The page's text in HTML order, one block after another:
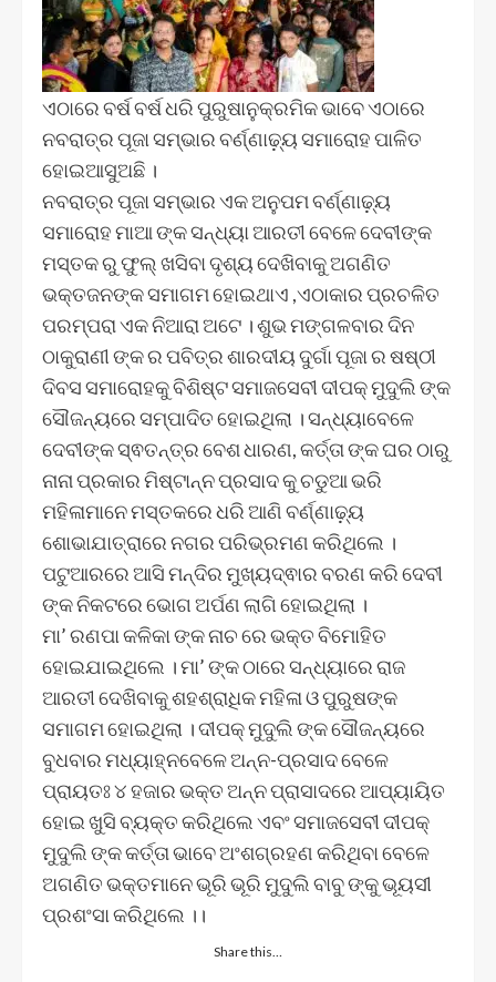
ଏଠାରେ ବର୍ଷ ବର୍ଷ ଧରି ପୁରୁଷାନୁକ୍ରମିକ ଭାବେ ଏଠାରେ
ନବରାତ୍ର ପୂଜା ସମ୍ଭାର ବର୍ଣ୍ଣାଢ଼୍ୟ ସମାରୋହ ପାଳିତ
ହୋଇଆସୁଅଛି ।
ନବରାତ୍ର ପୂଜା ସମ୍ଭାର ଏକ ଅନୁପମ ବର୍ଣ୍ଣାଢ଼୍ୟ
ସମାରୋହ ମାଆ ଙ୍କ ସନ୍ଧ୍ୟା ଆରତୀ ବେଳେ ଦେବୀଙ୍କ
ମସ୍ତକ ରୁ ଫୁଲ୍ ଖସିବା ଦୃଶ୍ୟ ଦେଖିବାକୁ ଅଗଣିତ
ଭକ୍ତଜନଙ୍କ ସମାଗମ ହୋଇଥାଏ ,ଏଠାକାର ପ୍ରଚଳିତ
ପରମ୍ପରା ଏକ ନିଆରା ଅଟେ । ଶୁଭ ମଙ୍ଗଳବାର ଦିନ
ଠାକୁରାଣୀ ଙ୍କ ର ପବିତ୍ର ଶାରଦୀୟ ଦୁର୍ଗା ପୂଜା ର ଷଷ୍ଠୀ
ଦିବସ ସମାରୋହକୁ ବିଶିଷ୍ଟ ସମାଜସେବୀ ଦୀପକ୍ ମୁଦୁଲି ଙ୍କ
ସୌଜନ୍ୟରେ ସମ୍ପାଦିତ ହୋଇଥିଲା । ସନ୍ଧ୍ୟାବେଳେ
ଦେବୀଙ୍କ ସ୍ଵତନ୍ତ୍ର ବେଶ ଧାରଣ, କର୍ତ୍ତା ଙ୍କ ଘର ଠାରୁ
ନାନା ପ୍ରକାର ମିଷ୍ଟାନ୍ନ ପ୍ରସାଦ କୁ ଚଡୁଆ ଭରି
ମହିଳାମାନେ ମସ୍ତକରେ ଧରି ଆଣି ବର୍ଣ୍ଣାଢ଼୍ୟ
ଶୋଭାଯାତ୍ରାରେ ନଗର ପରିଭ୍ରମଣ କରିଥିଲେ ।
ପଟୁଆରରେ ଆସି ମନ୍ଦିର ମୁଖ୍ୟଦ୍ଵାର ବରଣ କରି ଦେବୀ
ଙ୍କ ନିକଟରେ ଭୋଗ ଅର୍ପଣ ଲାଗି ହୋଇଥିଲା ।
ମା’ ରଣପା କଳିକା ଙ୍କ ନାଚ ରେ ଭକ୍ତ ବିମୋହିତ
ହୋଇଯାଇଥିଲେ । ମା’ ଙ୍କ ଠାରେ ସନ୍ଧ୍ୟାରେ ରାଜ
ଆରତୀ ଦେଖିବାକୁ ଶହଶ୍ରାଧିକ ମହିଳା ଓ ପୁରୁଷଙ୍କ
ସମାଗମ ହୋଇଥିଲା । ଦୀପକ୍ ମୁଦୁଲି ଙ୍କ ସୌଜନ୍ୟରେ
ବୁଧବାର ମଧ୍ୟାହ୍ନବେଳେ ଅନ୍ନ-ପ୍ରସାଦ ବେଳେ
ପ୍ରାୟତଃ ୪ ହଜାର ଭକ୍ତ ଅନ୍ନ ପ୍ରାସାଦରେ ଆପ୍ୟାୟିତ
ହୋଇ ଖୁସି ବ୍ୟକ୍ତ କରିଥିଲେ ଏବଂ ସମାଜସେବୀ ଦୀପକ୍
ମୁଦୁଲି ଙ୍କ କର୍ତ୍ତା ଭାବେ ଅଂଶଗ୍ରହଣ କରିଥିବା ବେଳେ
ଅଗଣିତ ଭକ୍ତମାନେ ଭୂରି ଭୂରି ମୁଦୁଲି ବାବୁ ଙ୍କୁ ଭୂୟସୀ
ପ୍ରଶଂସା କରିଥିଲେ ।।
Share this…